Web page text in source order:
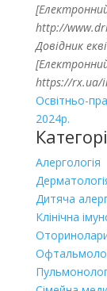
http://
Довідник
https://rx.ua/
Освітньо-
2024р.
Алергологія
Дитяча
Клінічна